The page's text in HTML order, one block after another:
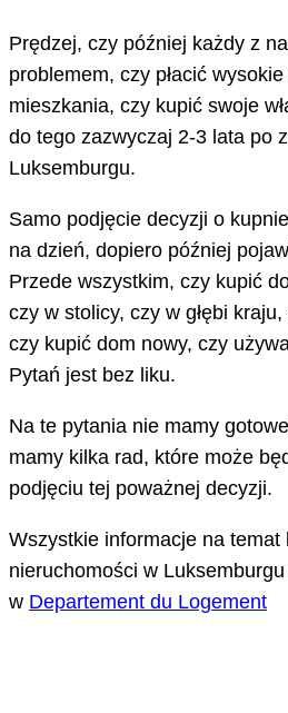
Prędzej, czy później każdy z
problemem, czy płacić
mieszkania, czy kupić swoje
do tego zazwyczaj 2-3 lata po
Luksemburgu.
Samo podjęcie decyzji o
na dzień, dopiero później
Przede wszystkim, czy kupić
czy w stolicy, czy w głębi
czy kupić dom nowy, czy
Pytań jest bez liku.
Na te pytania nie mamy
mamy kilka rad, które może
podjęciu tej poważnej decyzji.
Wszystkie informacje na temat
nieruchomości w
w Departement du Logement